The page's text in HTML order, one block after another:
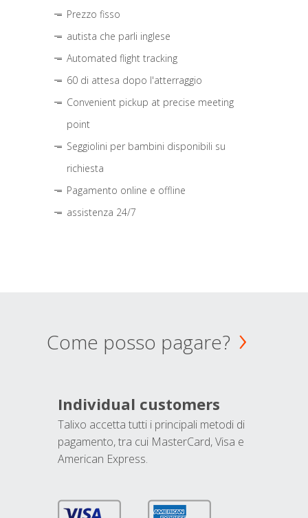
Prezzo fisso
autista che parli inglese
Automated flight tracking
60 di attesa dopo l'atterraggio
Convenient pickup at precise meeting
point
Seggiolini per bambini disponibili su
richiesta
Pagamento online e offline
assistenza 24/7
Come posso pagare?
Individual customers
Talixo accetta tutti i principali metodi di
pagamento, tra cui MasterCard, Visa e
American Express.